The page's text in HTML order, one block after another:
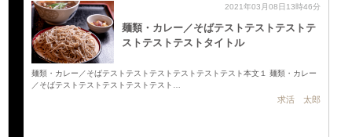
2021年03月08日13時46分
麺類・カレー／そばテストテストテストテ
ストテストテストタイトル
麺類・カレー／そばテストテストテストテストテストテスト本文１ 麺類・カレー
／そばテストテストテストテストテスト…
求活 太郎